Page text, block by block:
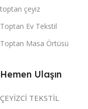
toptan çeyiz
Toptan Ev Tekstil
Toptan Masa Örtüsü
Hemen Ulaşın
ÇEYİZCİ TEKSTİL